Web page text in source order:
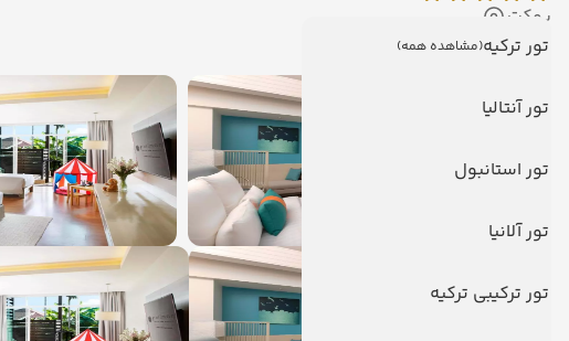
تور ترکیه(مشاهده همه)
تور آنتالیا
تور استانبول
تور آلانیا
تور ترکیبی ترکیه
پوکت
نمایش روی نقشه